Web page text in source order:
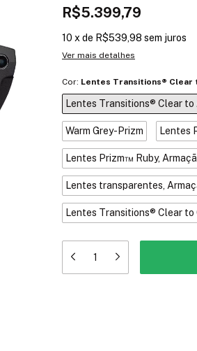
R$5.399,79
10 x de R$539,98 sem juros
Ver mais detalhes
Cor: Lentes Transitions® Clear
Lentes Transitions® Clear
Warm Grey-Prizm Lentes
Lentes Prizm™ Ruby,
Lentes transparentes,
Lentes Transitions® Clear